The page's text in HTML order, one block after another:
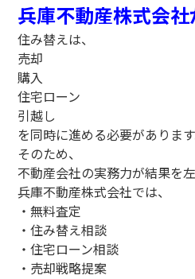
兵庫不動産株式会
住み替えは、
売却
購入
住宅ローン
引越し
を同時に進める必要があります
そのため、
不動産会社の実務力が結果を左
兵庫不動産株式会社では、
・無料査定
・住み替え相談
・住宅ローン相談
・売却戦略提案